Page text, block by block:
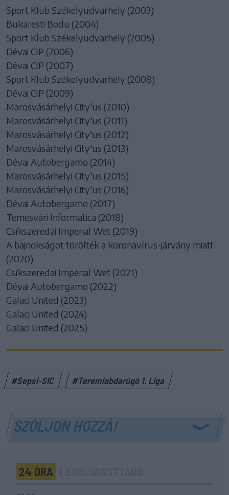
Sport Klub Székelyudvarhely (2003)
Bukaresti Bodu (2004)
Sport Klub Székelyudvarhely (2005)
Dévai CIP (2006)
Dévai CIP (2007)
Sport Klub Székelyudvarhely (2008)
Dévai CIP (2009)
Marosvásárhelyi City'us (2010)
Marosvásárhelyi City'us (2011)
Marosvásárhelyi City'us (2012)
Marosvásárhelyi City'us (2013)
Dévai Autobergamo (2014)
Marosvásárhelyi City'us (2015)
Marosvásárhelyi City'us (2016)
Dévai Autobergamo (2017)
Temesvári Informatica (2018)
Csíkszeredai Imperial Wet (2019)
A bajnokságot törölték a koronavírus-járvány miatt
(2020)
Csíkszeredai Imperial Wet (2021)
Dévai Autobergamo (2022)
Galaci United (2023)
Galaci United (2024)
Galaci United (2025)
#Sepsi-SIC #Teremlabdarúgó 1. Liga
SZÓLJON HOZZÁ!
24 ÓRA